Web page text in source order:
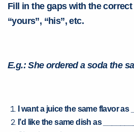
Fill in the gaps with the
“yours”, “his”, etc.
E.g.: She ordered a soda the
I want a juice the same flavor as
I’d like the same dish as
Você é aluno inFlux?
Sim Não